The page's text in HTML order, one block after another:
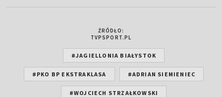
ŹRÓDŁO:
TVPSPORT.PL
#JAGIELLONIA BIAŁYSTOK
#PKO BP EKSTRAKLASA #ADRIAN SIEMIENIEC
#WOJCIECH STRZAŁKOWSKI